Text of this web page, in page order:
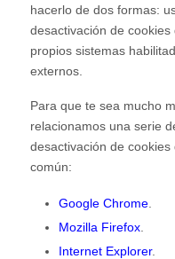
hacerlo de dos formas:
desactivación de
propios sistemas
externos.
Para que te sea mucho
relacionamos una serie
desactivación de
común:
Google Chrome
Mozilla Firefox
Internet Explorer.